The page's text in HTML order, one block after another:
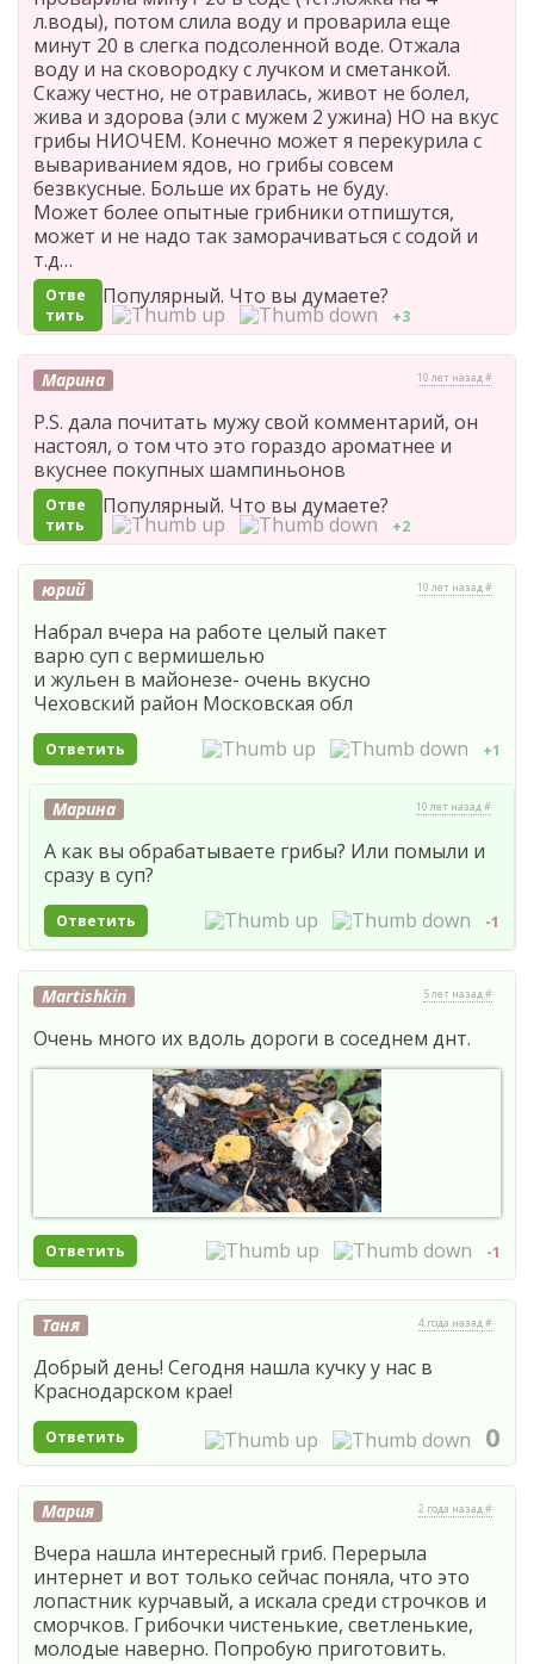
л.воды), потом слила воду и проварила еще
минут 20 в слегка подсоленной воде. Отжала
воду и на сковородку с лучком и сметанкой.
Скажу честно, не отравилась, живот не болел,
жива и здорова (эли с мужем 2 ужина) НО на вкус
грибы НИОЧЕМ. Конечно может я перекурила с
вывариванием ядов, но грибы совсем
безвкусные. Больше их брать не буду.
Может более опытные грибники отпишутся,
может и не надо так заморачиваться с содой и
т.д…
Отве
тить
Популярный. Что вы думаете?
+3
Марина 10 лет назад #
P.S. дала почитать мужу свой комментарий, он
настоял, о том что это гораздо ароматнее и
вкуснее покупных шампиньонов
Отве
тить
Популярный. Что вы думаете?
+2
юрий 10 лет назад #
Набрал вчера на работе целый пакет
варю суп с вермишелью
и жульен в майонезе- очень вкусно
Чеховский район Московская обл
Ответить +1
Марина 10 лет назад #
А как вы обрабатываете грибы? Или помыли и
сразу в суп?
Ответить -1
Martishkin 5 лет назад #
Очень много их вдоль дороги в соседнем днт.
Ответить -1
Таня 4 года назад #
Добрый день! Сегодня нашла кучку у нас в
Краснодарском крае!
Ответить 0
Мария 2 года назад #
Вчера нашла интересный гриб. Перерыла
интернет и вот только сейчас поняла, что это
лопастник курчавый, а искала среди строчков и
сморчков. Грибочки чистенькие, светленькие,
молодые наверно. Попробую приготовить.